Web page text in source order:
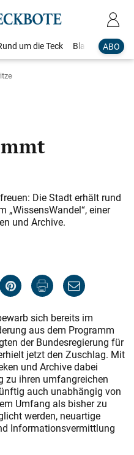
ABO
um die Teck Blaulicht
Die Stadt erhält rund
„WissensWandel“, einer
und Archive.
sich bereits im
aus dem Programm
der Bundesregierung für
jetzt den Zuschlag. Mit
und Archive dabei
zu ihren umfangreichen
auch unabhängig von
Umfang als bisher zu
werden, neuartige
Informationsvermittlung